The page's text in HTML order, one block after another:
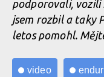
podporovali, vozili
jsem rozbil a taky
letos pomohl.
video